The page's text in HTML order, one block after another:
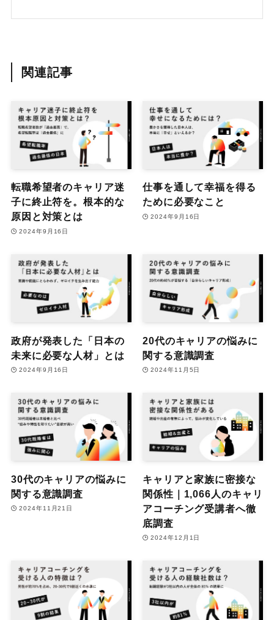
関連記事
転職希望者のキャリア迷
子に終止符を。根本的な
原因と対策とは
2024年9月16日
仕事を通して幸福を得る
ために必要なこと
2024年9月16日
政府が発表した「日本の
未来に必要な人材」とは
2024年9月16日
20代のキャリアの悩みに
関する意識調査
2024年11月5日
30代のキャリアの悩みに
関する意識調査
2024年11月21日
キャリアと家族に密接な
関係性｜1,066人のキャリ
アコーチング受講者へ徹
底調査
2024年12月1日